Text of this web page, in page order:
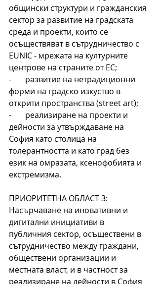
общински структури и гражданския
сектор за развитие на градската
среда и проекти, които се
осъществяват в сътрудничество с
EUNIC - мрежата на културните
центрове на страните от ЕС;
-       развитие на нетрадиционни
форми на градско изкуство в
открити пространства (street art);
-       реализиране на проекти и
дейности за утвърждаване на
София като столица на
толерантността и като град без
език на омразата, ксенофобията и
екстремизма.
ПРИОРИТЕТНА ОБЛАСТ 3:
Насърчаване на иновативни и
дигитални инициативи в
публичния сектор, осъществени в
сътрудничество между граждани,
обществени организации и
местната власт, и в частност за
реализиране на дейности в София